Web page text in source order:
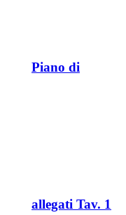
Piano di
allegati Tav. 1